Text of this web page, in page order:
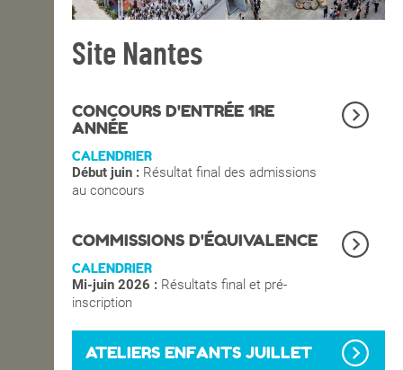
ENSEIGNEMENT
INTERNATIONAL
COURS PUBLICS
OPEN SCHOOL
CONTACTS
Site Nantes
CONCOURS D'ENTRÉE 1RE
ANNÉE
CALENDRIER
Début juin : Résultat final des admissions
au concours
COMMISSIONS D'ÉQUIVALENCE
CALENDRIER
Mi-juin 2026 : Résultats final et pré-
inscription
ATELIERS ENFANTS JUILLET